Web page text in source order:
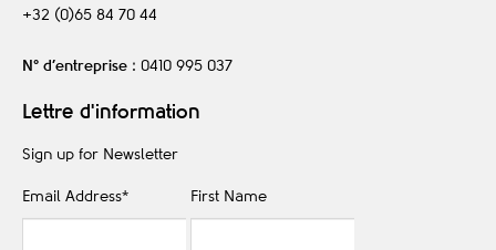
+32 (0)65 84 70 44
N° d’entreprise : 0410 995 037
Lettre d'information
Sign up for Newsletter
Email Address* First Name